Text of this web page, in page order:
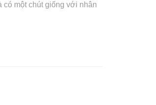
có một chút giống với nhân